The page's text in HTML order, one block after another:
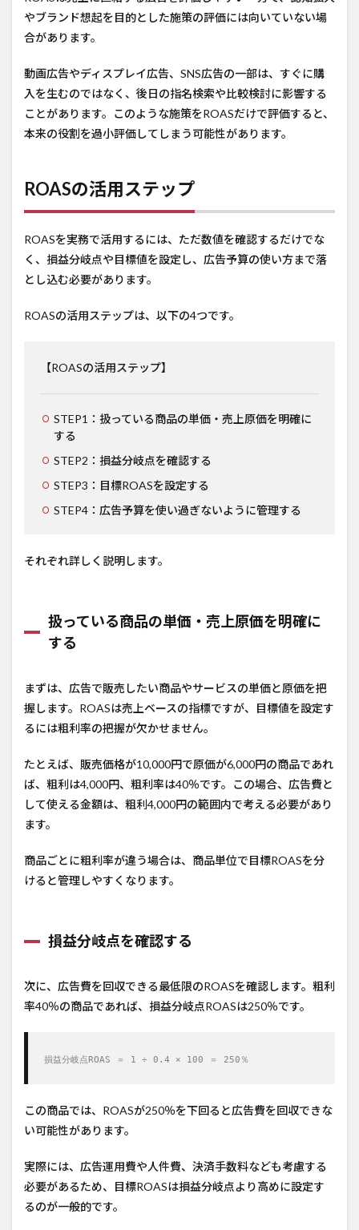
やブランド想起を目的とした施策の評価には向いていない場
合があります。
動画広告やディスプレイ広告、SNS広告の一部は、すぐに購
入を生むのではなく、後日の指名検索や比較検討に影響する
ことがあります。このような施策をROASだけで評価すると、
本来の役割を過小評価してしまう可能性があります。
ROASの活用ステップ
ROASを実務で活用するには、ただ数値を確認するだけでな
く、損益分岐点や目標値を設定し、広告予算の使い方まで落
とし込む必要があります。
ROASの活用ステップは、以下の4つです。
【ROASの活用ステップ】
STEP1：扱っている商品の単価・売上原価を明確に
する
STEP2：損益分岐点を確認する
STEP3：目標ROASを設定する
STEP4：広告予算を使い過ぎないように管理する
それぞれ詳しく説明します。
扱っている商品の単価・売上原価を明確に
する
まずは、広告で販売したい商品やサービスの単価と原価を把
握します。ROASは売上ベースの指標ですが、目標値を設定す
るには粗利率の把握が欠かせません。
たとえば、販売価格が10,000円で原価が6,000円の商品であれ
ば、粗利は4,000円、粗利率は40％です。この場合、広告費と
して使える金額は、粗利4,000円の範囲内で考える必要があり
ます。
商品ごとに粗利率が違う場合は、商品単位で目標ROASを分
けると管理しやすくなります。
損益分岐点を確認する
次に、広告費を回収できる最低限のROASを確認します。粗利
率40％の商品であれば、損益分岐点ROASは250％です。
損益分岐点ROAS ＝ 1 ÷ 0.4 × 100 ＝ 250％
この商品では、ROASが250％を下回ると広告費を回収できな
い可能性があります。
実際には、広告運用費や人件費、決済手数料なども考慮する
必要があるため、目標ROASは損益分岐点より高めに設定す
るのが一般的です。